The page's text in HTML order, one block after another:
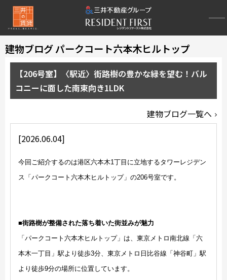
建物ブログ パークコート六本木ヒルトップ
【206号室】〈駅近〉街路樹の豊かな緑を望む！バル
コニーに面した南東向き1LDK
建物ブログ一覧へ
[2026.06.04]
今回ご紹介するのは港区六本木1丁目に立地するタワーレジデン
ス「パークコート六本木ヒルトップ」の206号室です。
■街路樹が整備された落ち着いた街並みが魅力
「パークコート六本木ヒルトップ」は、東京メトロ南北線「六
本木一丁目」駅より徒歩3分、東京メトロ日比谷線「神谷町」駅
より徒歩9分の場所に位置しています。